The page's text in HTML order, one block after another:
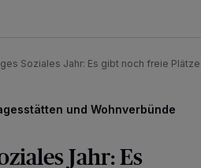
Soziales Jahr: Es gibt noch freie Plätze
und Wohnverbünde
Jahr: Es